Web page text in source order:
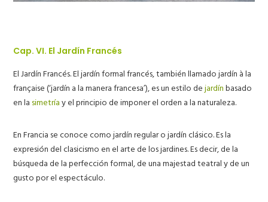
Cap. VI. El Jardín Francés
El Jardín Francés. Eljardín formal francés, también llamadojardín à la
française(‘jardín a la manera francesa’), es un estilo dejardínbasado
en la simetríay el principio de imponer el orden a la naturaleza.
En Francia se conoce comojardín regularojardín clásico.Es la
expresión del clasicismo en el arte de los jardines. Es decir, de la
búsqueda de la perfección formal, de una majestad teatral y de un
gusto por el espectáculo.